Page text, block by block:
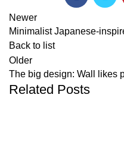
Newer
Minimalist Japanese-
Back to list
Older
The big design: Wall likes
Related Posts